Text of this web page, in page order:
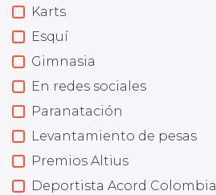
Karts
Esquí
Gimnasia
En redes sociales
Paranatación
Levantamiento de pesas
Premios Altius
Deportista Acord Colombia